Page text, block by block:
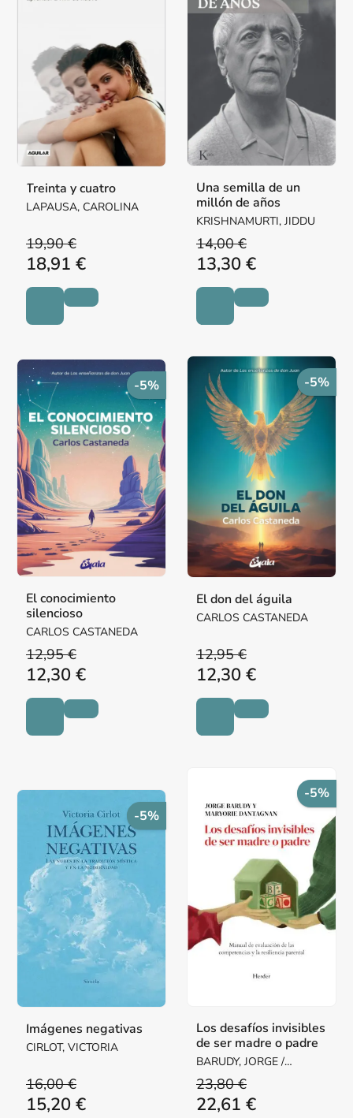
Treinta y cuatro
LAPAUSA, CAROLINA
19,90 €
18,91 €
Una semilla de un
millón de años
KRISHNAMURTI, JIDDU
14,00 €
13,30 €
-5%
El conocimiento
silencioso
CARLOS CASTANEDA
12,95 €
12,30 €
-5%
El don del águila
CARLOS CASTANEDA
12,95 €
12,30 €
-5%
Imágenes negativas
CIRLOT, VICTORIA
16,00 €
15,20 €
-5%
Los desafíos invisibles
de ser madre o padre
BARUDY, JORGE /
DANTAGNAN, MARYORIE
23,80 €
22,61 €